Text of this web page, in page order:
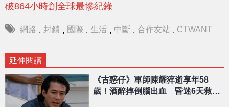
破864小時創全球最慘紀錄
網路 , 封鎖 , 國際 , 生活 , 中斷 , 合作友站 , CTWANT
延伸閱讀
《古惑仔》軍師陳耀猝逝享年58
歲！酒醉摔倒腦出血 昏迷6天救不